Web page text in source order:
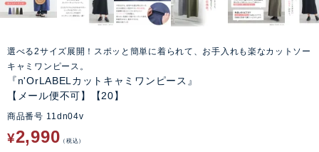
選べる2サイズ展開！スポッと簡単に着られて、お手入れも楽なカットソー
キャミワンピース。
『n'OrLABELカットキャミワンピース』
【メール便不可】【20】
商品番号 11dn04v
¥2,990 税込